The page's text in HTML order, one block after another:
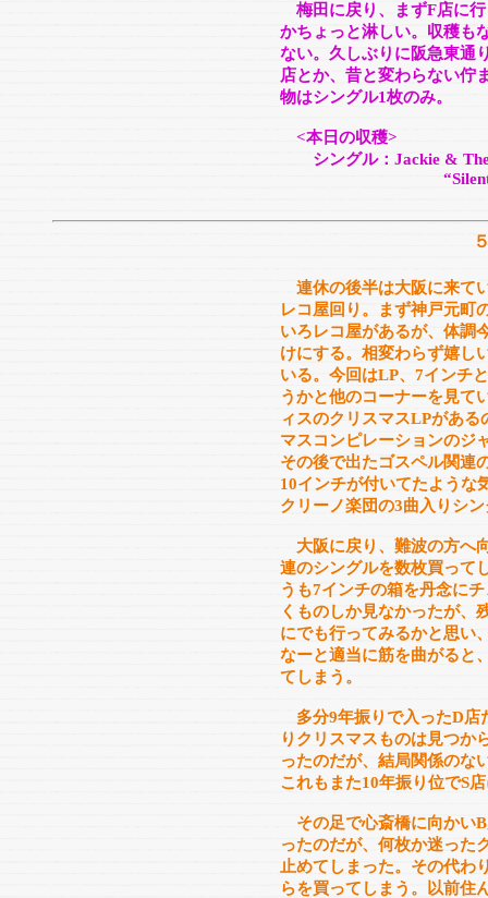
梅田に戻り、まずF店に
かちょっと淋しい。収穫も
ない。久しぶりに阪急東通
店とか、昔と変わらない佇
物はシングル1枚のみ。
<本日の収穫>
シングル：Jackie & The
“Silent Night
連休の後半は大阪に来て
レコ屋回り。まず神戸元町
いろレコ屋があるが、体調
けにする。相変わらず嬉し
いる。今回はLP、7インチ
うかと他のコーナーを見て
ィスのクリスマスLPがあ
マスコンピレーションのジ
その後で出たゴスペル関連
10インチが付いてたような
クリーノ楽団の3曲入りシ
大阪に戻り、難波の方へ
連のシングルを数枚買って
うも7インチの箱を丹念に
くものしか見なかったが、
にでも行ってみるかと思い
なーと適当に筋を曲がると
てしまう。
多分9年振りで入ったD店
りクリスマスものは見つか
ったのだが、結局関係のな
これもまた10年振り位でS
その足で心斎橋に向かい
ったのだが、何枚か迷った
止めてしまった。その代わ
らを買ってしまう。以前住